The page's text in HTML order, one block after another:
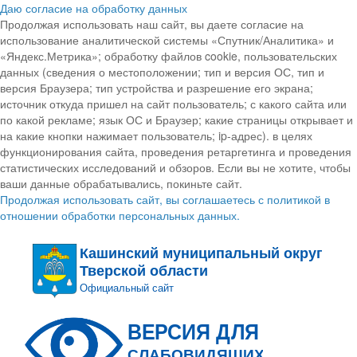
Даю согласие на обработку данных
Продолжая использовать наш сайт, вы даете согласие на
использование аналитической системы «Спутник/Аналитика» и
«Яндекс.Метрика»; обработку файлов cookie, пользовательских
данных (сведения о местоположении; тип и версия ОС, тип и
версия Браузера; тип устройства и разрешение его экрана;
источник откуда пришел на сайт пользователь; с какого сайта или
по какой рекламе; язык ОС и Браузер; какие страницы открывает и
на какие кнопки нажимает пользователь; ip-адрес). в целях
функционирования сайта, проведения ретаргетинга и проведения
статистических исследований и обзоров. Если вы не хотите, чтобы
ваши данные обрабатывались, покиньте сайт.
Продолжая использовать сайт, вы соглашаетесь с политикой в
отношении обработки персональных данных.